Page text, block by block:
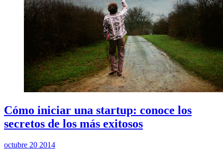
Cómo iniciar una startup: conoce los
secretos de los más exitosos
octubre 20 2014